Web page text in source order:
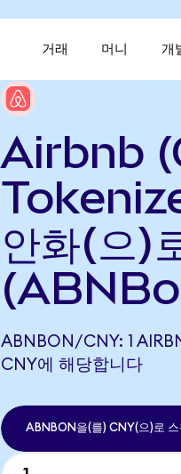
거래 머니 개
Airbnb
안화(으)
ABNBON/CNY: 1
CNY에 해당합니다
ABNBON을(를) CNY(으)로 스